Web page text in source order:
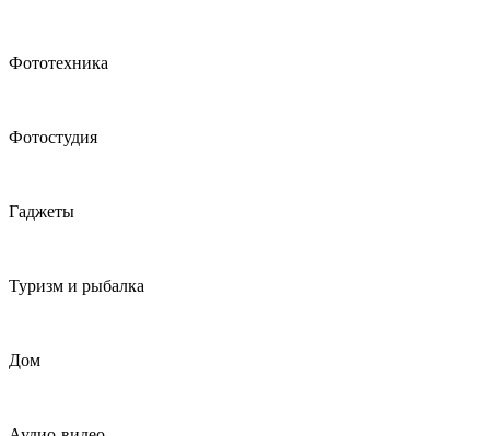
Фототехника
Фотостудия
Гаджеты
Туризм и рыбалка
Дом